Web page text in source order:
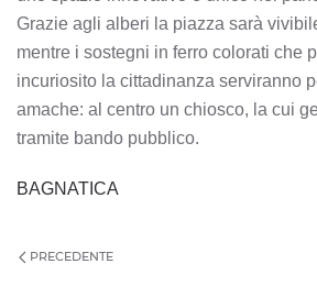
Grazie agli alberi la piazza sarà
mentre i sostegni in ferro colorati che
incuriosito la cittadinanza serviranno
amache: al centro un chiosco, la cui
tramite bando pubblico.
BAGNATICA
PRECEDENTE